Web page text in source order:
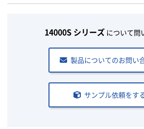
14000S シリーズ について問
製品についてのお問い
サンプル依頼をす